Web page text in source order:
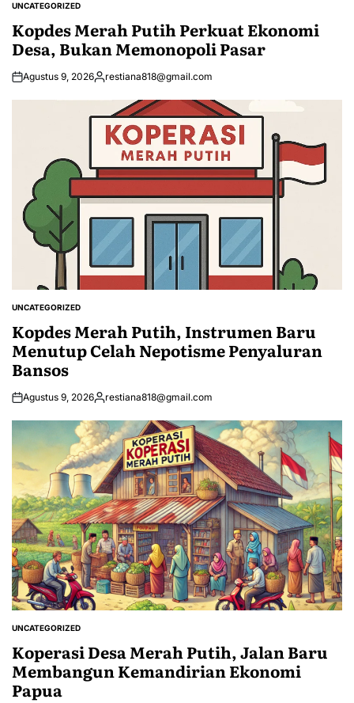
POSTED
UNCATEGORIZED
Kopdes Merah Putih Perkuat Ekonomi
Desa, Bukan Memonopoli Pasar
Agustus 9, 2026Posted
restiana818@gmail.com
POSTED
UNCATEGORIZED
Kopdes Merah Putih, Instrumen Baru
Menutup Celah Nepotisme Penyaluran
Bansos
Agustus 9, 2026Posted
restiana818@gmail.com
POSTED
UNCATEGORIZED
Koperasi Desa Merah Putih, Jalan Baru
Membangun Kemandirian Ekonomi
Papua